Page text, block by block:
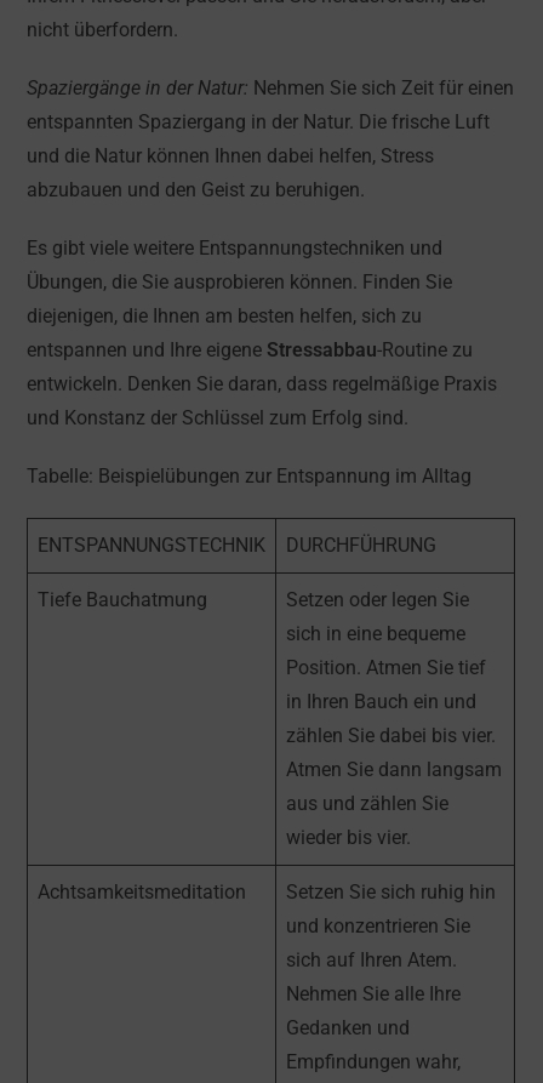
nicht überfordern.
Spaziergänge in der Natur: Nehmen Sie sich Zeit für einen
entspannten Spaziergang in der Natur. Die frische Luft
und die Natur können Ihnen dabei helfen, Stress
abzubauen und den Geist zu beruhigen.
Es gibt viele weitere Entspannungstechniken und
Übungen, die Sie ausprobieren können. Finden Sie
diejenigen, die Ihnen am besten helfen, sich zu
entspannen und Ihre eigene Stressabbau-Routine zu
entwickeln. Denken Sie daran, dass regelmäßige Praxis
und Konstanz der Schlüssel zum Erfolg sind.
Tabelle: Beispielübungen zur Entspannung im Alltag
ENTSPANNUNGSTECHNIK DURCHFÜHRUNG
Tiefe Bauchatmung
Setzen oder legen Sie
sich in eine bequeme
Position. Atmen Sie tief
in Ihren Bauch ein und
zählen Sie dabei bis vier.
Atmen Sie dann langsam
aus und zählen Sie
wieder bis vier.
Achtsamkeitsmeditation
Setzen Sie sich ruhig hin
und konzentrieren Sie
sich auf Ihren Atem.
Nehmen Sie alle Ihre
Gedanken und
Empfindungen wahr,